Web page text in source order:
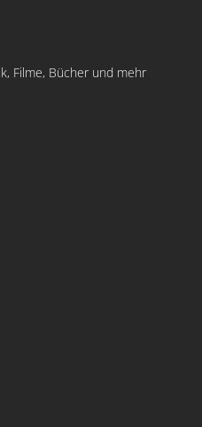
Filme, Bücher und mehr